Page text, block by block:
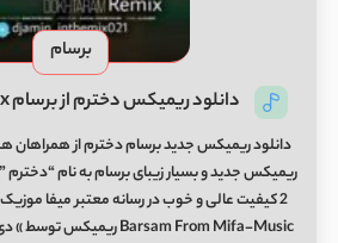
برسام
دانلود ریمیکس دخترم از برسام Remix بیس بالا MP3
دانلود ریمیکس جدید برسام دخترم از همراهان
ریمیکس جدید و بسیار زیبای برسام به نام
Barsam From Mifa-Music ریمیکس توسط » دی جی امین / دی جی فرنام